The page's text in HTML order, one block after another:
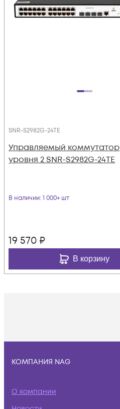
SNR-S2982G-24TE
Управляемый коммутатор
уровня 2 SNR-S2982G-24TE
В наличии: 1 000+ шт
19 570 ₽
В корзину
КОМПАНИЯ NAG
О компании